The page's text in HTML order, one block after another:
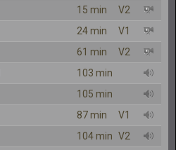
15 min
V2
24 min
V1
61 min
V2
103 min
105 min
87 min
V1
104 min V2